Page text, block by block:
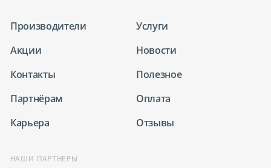
Производители
Услуги
Акции
Новости
Контакты
Полезное
Партнёрам
Оплата
Карьера
Отзывы
НАШИ ПАРТНЕРЫ